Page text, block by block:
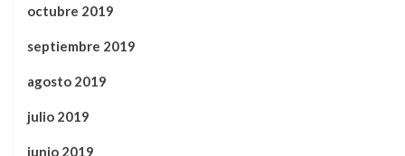
octubre 2019
septiembre 2019
agosto 2019
julio 2019
junio 2019